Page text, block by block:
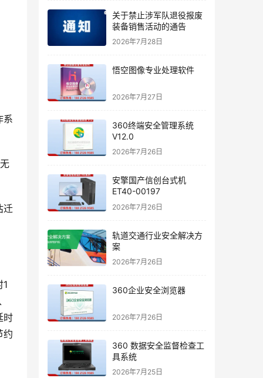
系
迁
时
约
关于禁止涉军队退役报废
装备销售活动的通告
2026年7月28日
悟空图像专业处理软件
2026年7月27日
360终端安全管理系统
V12.0
2026年7月26日
安擎国产信创台式机
ET40-00197
2026年7月26日
轨道交通行业安全解决方
案
2026年7月26日
360企业安全浏览器
2026年7月26日
360 数据安全监督检查工
具系统
2026年7月25日